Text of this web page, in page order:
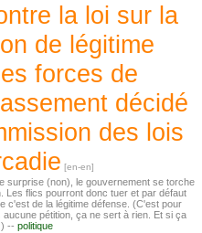
la loi sur la
de légitime
forces de
décidé
des lois
surprise (non), le gouvernement se torche
Les flics pourront donc tuer et par défaut
c'est de la légitime défense. (C'est pour
aucune pétition, ça ne sert à rien. Et si ça
-- politique